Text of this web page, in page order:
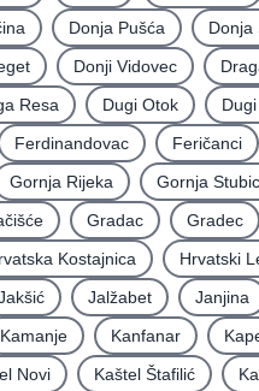
Donja Pušća Donja
Donji Vidovec
Resa Dugi Otok
Ferdinandovac Feričanci
Gornja Rijeka Gornja
Gradac Gradec
Kostajnica
Hrvatski
Jalžabet Janjina
Kamanje Kanfanar
Novi Kaštel Štafilić